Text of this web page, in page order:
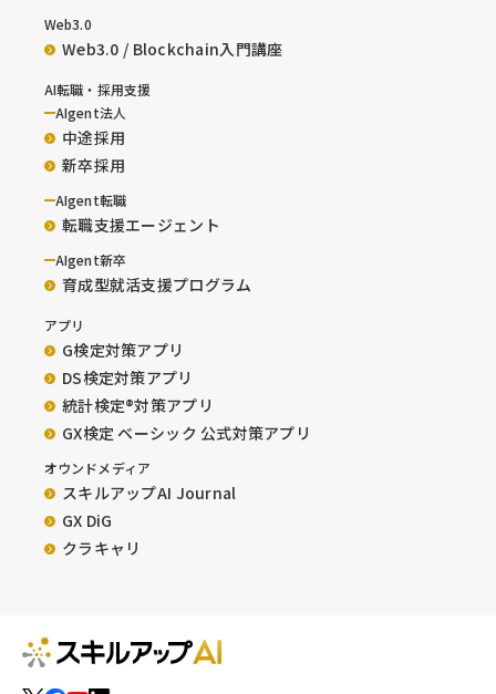
Web3.0
Web3.0 / Blockchain入門講座
AI転職・採用支援
AIgent法人
中途採用
新卒採用
AIgent転職
転職支援エージェント
AIgent新卒
育成型就活支援プログラム
アプリ
G検定対策アプリ
DS検定対策アプリ
統計検定®︎対策アプリ
GX検定 ベーシック 公式対策アプリ
オウンドメディア
スキルアップAI Journal
GX DiG
クラキャリ